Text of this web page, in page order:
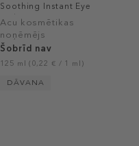
Soothing Instant Eye
Makeup Remover
Acu kosmētikas
noņēmējs
Šobrīd nav
125 ml (0,22 € / 1 ml)
DĀVANA